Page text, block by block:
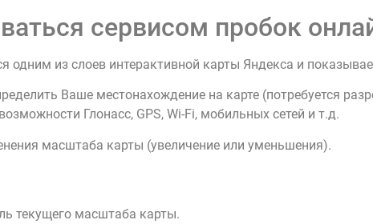
сервисом пробок
одним из слоев интерактивной карты Яндекса и
Ваше местонахождение на карте (потребуется
Глонасс, GPS, Wi-Fi, мобильных сетей и т.д.
масштаба карты (увеличение или уменьшения).
текущего масштаба карты.